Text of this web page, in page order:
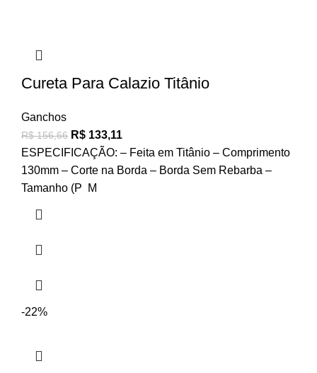
Cureta Para Calazio Titânio
Ganchos
R$156,66 R$ 133,11
ESPECIFICAÇÃO: – Feita em Titânio – Comprimento
130mm – Corte na Borda – Borda Sem Rebarba –
Tamanho (P M
-22%